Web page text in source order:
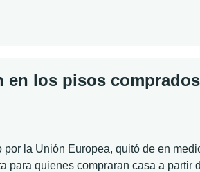
en los pisos
la Unión Europea, quitó de en
para quienes compraran casa a partir